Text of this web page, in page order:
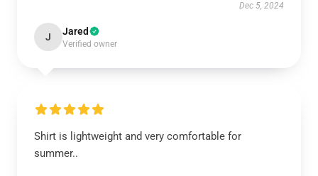
Dec 5, 2024
J Jared
Verified owner
Shirt is lightweight and very comfortable for
summer..